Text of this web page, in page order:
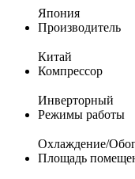
Япония
Производитель
Китай
Компрессор
Инверторный
Режимы работы
Охлаждение/
Площадь